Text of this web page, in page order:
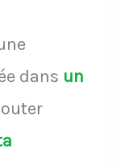
dans un